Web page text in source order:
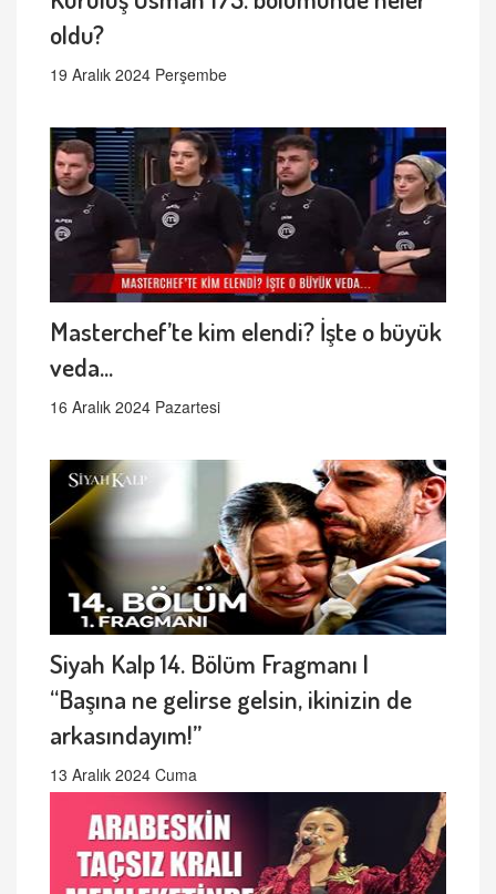
oldu?
19 Aralık 2024 Perşembe
Masterchef’te kim elendi? İşte o büyük
veda...
16 Aralık 2024 Pazartesi
Siyah Kalp 14. Bölüm Fragmanı |
“Başına ne gelirse gelsin, ikinizin de
arkasındayım!”
13 Aralık 2024 Cuma